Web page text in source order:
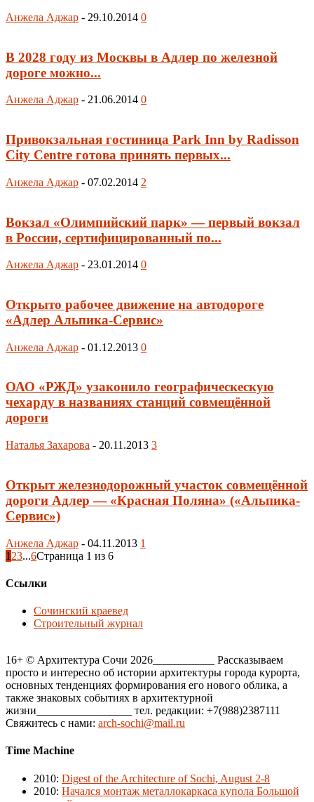
Анжела Аджар - 29.10.2014 0
В 2028 году из Москвы в Адлер по железной
дороге можно...
Анжела Аджар - 21.06.2014 0
Привокзальная гостиница Park Inn by Radisson
City Centre готова принять первых...
Анжела Аджар - 07.02.2014 2
Вокзал «Олимпийский парк» — первый вокзал
в России, сертифицированный по...
Анжела Аджар - 23.01.2014 0
Открыто рабочее движение на автодороге
«Адлер Альпика-Сервис»
Анжела Аджар - 01.12.2013 0
ОАО «РЖД» узаконило географическескую
чехарду в названиях станций совмещённой
дороги
Наталья Захарова - 20.11.2013 3
Открыт железнодорожный участок совмещённой
дороги Адлер — «Красная Поляна» («Альпика-
Сервис»)
Анжела Аджар - 04.11.2013 1
1 23...6Страница 1 из 6
Ссылки
Сочинский краевед
Строительный журнал
16+ © Архитектура Сочи 2026___________ Рассказываем
просто и интересно об истории архитектуры города курорта,
основных тенденциях формирования его нового облика, а
также знаковых событиях в архитектурной
жизни_________________ тел. редакции: +7(988)2387111
Свяжитесь с нами: arch-sochi@mail.ru
Time Machine
2010: Digest of the Architecture of Sochi, August 2-8
2010: Начался монтаж металлокаркаса купола Большой